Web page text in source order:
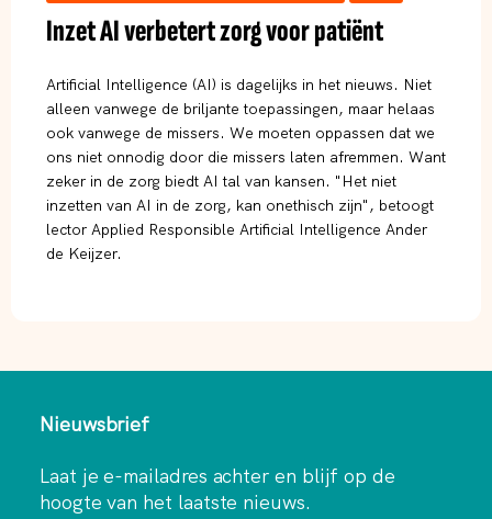
Inzet AI verbetert zorg voor patiënt
Artificial Intelligence (AI) is dagelijks in het nieuws. Niet
alleen vanwege de briljante toepassingen, maar helaas
ook vanwege de missers. We moeten oppassen dat we
ons niet onnodig door die missers laten afremmen. Want
zeker in de zorg biedt AI tal van kansen. "Het niet
inzetten van AI in de zorg, kan onethisch zijn", betoogt
lector Applied Responsible Artificial Intelligence Ander
de Keijzer.
Nieuwsbrief
Laat je e-mailadres achter en blijf op de
hoogte van het laatste nieuws.